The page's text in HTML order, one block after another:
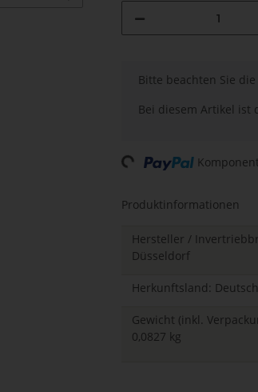
xBitte beachten Sie
Bei diesem Artikel ist
Loading...
Produktinformationen
Hersteller /
Düsseldorf
Herkunftsland:
Gewicht (inkl.
0,0827 kg